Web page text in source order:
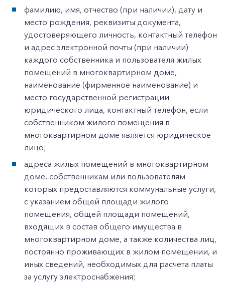
фамилию, имя, отчество (при наличии), дату и
место рождения, реквизиты документа,
удостоверяющего личность, контактный телефон
и адрес электронной почты (при наличии)
каждого собственника и пользователя жилых
помещений в многоквартирном доме,
наименование (фирменное наименование) и
место государственной регистрации
юридического лица, контактный телефон, если
собственником жилого помещения в
многоквартирном доме является юридическое
лицо;
адреса жилых помещений в многоквартирном
доме, собственникам или пользователям
которых предоставляются коммунальные услуги,
с указанием общей площади жилого
помещения, общей площади помещений,
входящих в состав общего имущества в
многоквартирном доме, а также количества лиц,
постоянно проживающих в жилом помещении, и
иных сведений, необходимых для расчета платы
за услугу электроснабжения;